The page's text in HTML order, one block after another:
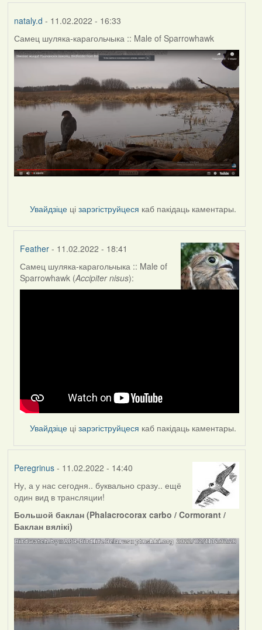
nataly.d - 11.02.2022 - 16:33
Самец шуляка-карагольчыка :: Male of Sparrowhawk
Увайдзіце цізарэгіструйцеся каб пакідаць каментары.
Feather - 11.02.2022 - 18:41
In
reply
Самец шуляка-карагольчыка :: Male of
Sparrowhawk (Accipiter nisus):
Увайдзіце цізарэгіструйцеся каб пакідаць каментары.
Peregrinus- 11.02.2022 - 14:40
Ну, а у нас сегодня.. буквально сразу.. ещё
один вид в трансляции!
Большой баклан (Phalacrocorax carbo / Cormorant /
Баклан вялікі)